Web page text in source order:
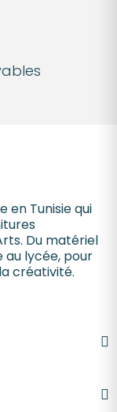
en Tunisie qui
Du matériel
au lycée, pour
créativité.